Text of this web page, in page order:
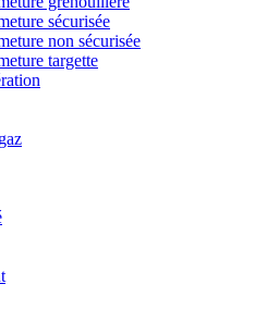
sécurisée
non sécurisée
targette